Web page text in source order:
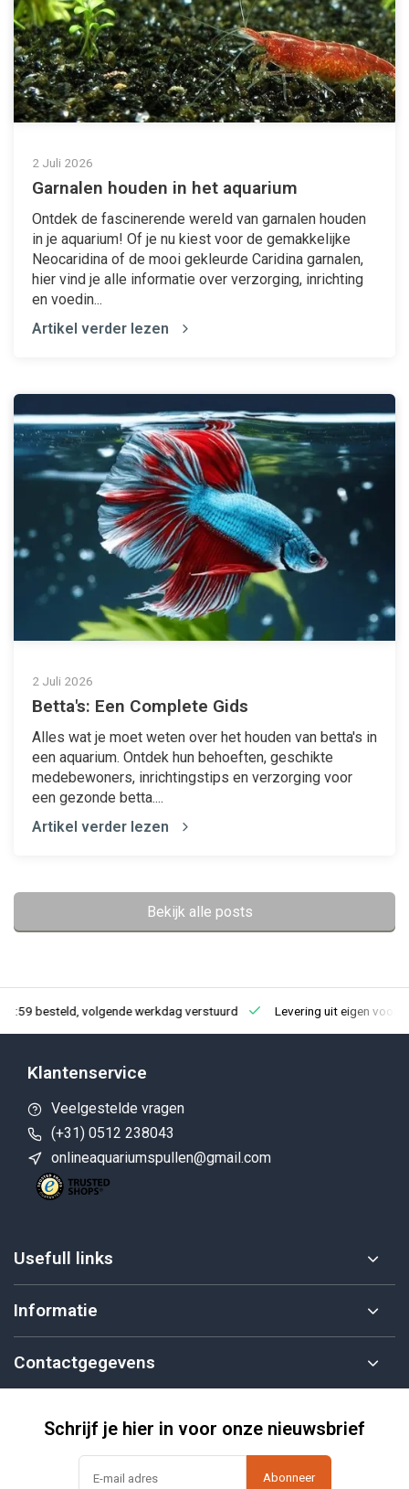
2 Juli 2026
Garnalen houden in het aquarium
Ontdek de fascinerende wereld van garnalen houden
in je aquarium! Of je nu kiest voor de gemakkelijke
Neocaridina of de mooi gekleurde Caridina garnalen,
hier vind je alle informatie over verzorging, inrichting
en voedin...
Artikel verder lezen
2 Juli 2026
Betta's: Een Complete Gids
Alles wat je moet weten over het houden van betta's in
een aquarium. Ontdek hun behoeften, geschikte
medebewoners, inrichtingstips en verzorging voor
een gezonde betta....
Artikel verder lezen
Bekijk alle posts
besteld, volgende werkdag verstuurd Levering uit eigen
Klantenservice
Veelgestelde vragen
(+31) 0512 238043
onlineaquariumspullen@gmail.com
Usefull links
Informatie
Contactgegevens
Schrijf je hier in voor onze nieuwsbrief
Abonneer